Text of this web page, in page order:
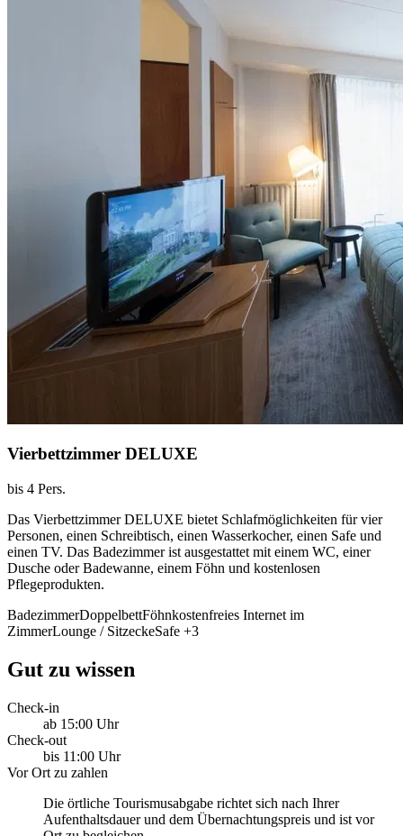
Vierbettzimmer DELUXE
bis 4 Pers.
Das Vierbettzimmer DELUXE bietet Schlafmöglichkeiten für vier
Personen, einen Schreibtisch, einen Wasserkocher, einen Safe und
einen TV. Das Badezimmer ist ausgestattet mit einem WC, einer
Dusche oder Badewanne, einem Föhn und kostenlosen
Pflegeprodukten.
BadezimmerDoppelbettFöhnkostenfreies Internet im
ZimmerLounge / SitzeckeSafe +3
Gut zu wissen
Check-in
ab 15:00 Uhr
Check-out
bis 11:00 Uhr
Vor Ort zu zahlen
Die örtliche Tourismusabgabe richtet sich nach Ihrer
Aufenthaltsdauer und dem Übernachtungspreis und ist vor